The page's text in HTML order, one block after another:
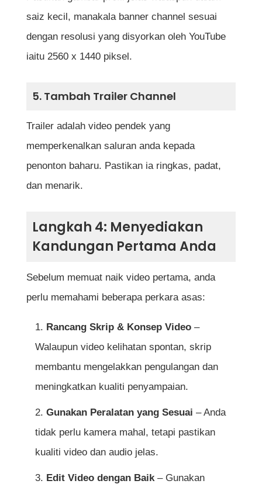
saiz kecil, manakala banner channel sesuai
dengan resolusi yang disyorkan oleh YouTube
iaitu 2560 x 1440 piksel.
5. Tambah Trailer Channel
Trailer adalah video pendek yang
memperkenalkan saluran anda kepada
penonton baharu. Pastikan ia ringkas, padat,
dan menarik.
Langkah 4: Menyediakan
Kandungan Pertama Anda
Sebelum memuat naik video pertama, anda
perlu memahami beberapa perkara asas:
Rancang Skrip & Konsep Video–
Walaupun video kelihatan spontan, skrip
membantu mengelakkan pengulangan dan
meningkatkan kualiti penyampaian.
Gunakan Peralatan yang Sesuai – Anda
tidak perlu kamera mahal, tetapi pastikan
kualiti video dan audio jelas.
Edit Video dengan Baik– Gunakan